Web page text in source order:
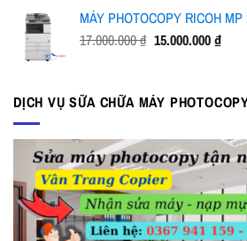
37.000.000 ₫.là:
MÁY PHOTOCOPY RICOH MP
17.000.000₫ Giá
17.000.000 ₫.
15.000.000₫Giá
là:
DỊCH VỤ SỮA CHỮA MÁY